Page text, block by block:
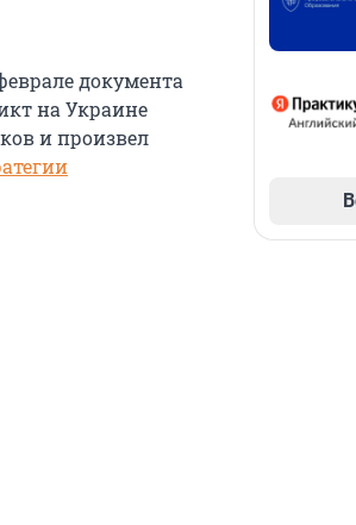
документа
на Украине
и произвел